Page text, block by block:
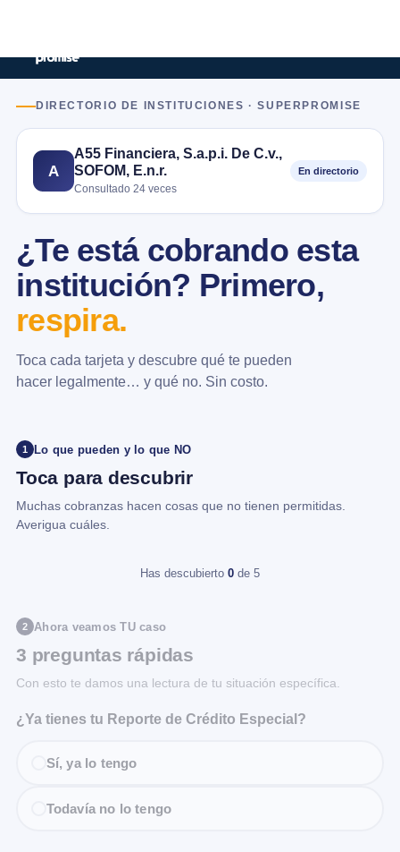
DIRECTORIO DE INSTITUCIONES · SUPERPROMISE
A
A55 Financiera, S.a.p.i. De C.v.,
SOFOM, E.n.r.
Consultado 24 veces
En directorio
¿Te está cobrando esta
institución? Primero,
respira.
Toca cada tarjeta y descubre qué te pueden
hacer legalmente… y qué no. Sin costo.
1 Lo que pueden y lo que NO
Toca para descubrir
Muchas cobranzas hacen cosas que no tienen permitidas.
Averigua cuáles.
Has descubierto 0 de 5
2 Ahora veamos TU caso
3 preguntas rápidas
Con esto te damos una lectura de tu situación específica.
¿Ya tienes tu Reporte de Crédito Especial?
Sí, ya lo tengo
Todavía no lo tengo